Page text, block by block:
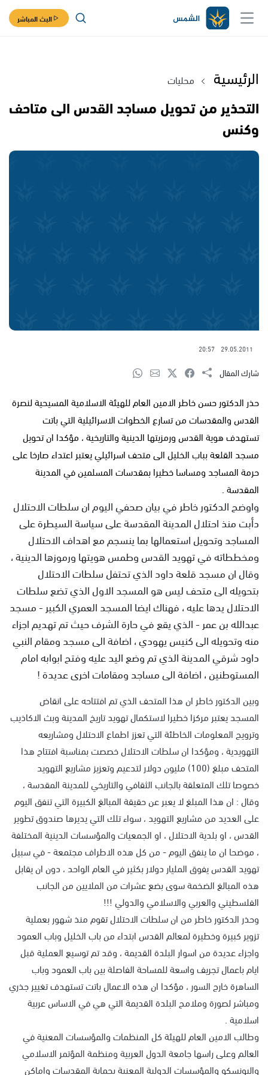
البث المباشر
الرئيسية محليات
التحذير من تحويل مساجد القدس الى متاحف
وكنس
29.05.2011
20:57
شارك المقال
حذر الدكتور حسن خاطر الامين العام للهيئة الاسلامية المسيحية لنصرة
القدس والمقدسات من تسارع الخطوات الاسرائيلية التي باتت
تستهدف هوية القدس ورمزيتها الدينية والتاريخية ، مؤكدا ان تحويل
مسجد القلعة بباب الخليل الى متحف اسرائيلي يعتبر اعتداء صارخا على
حرمة المساجد ومساسا خطيرا بمقدسات المسلمين في المدينة
المقدسة .
واوضح الدكتور خاطر في بيان صحفي اليوم ان سلطات الاحتلال
دأبت منذ احتلال المدينة المقدسة على سياسة السيطرة على
المساجد وتحويل استعمالها بما ينسجم مع اهداف الاحتلال
ومخططاته في تهويد القدس وطمس هويتها ورموزها الدينية ،
وقال ان مسجد قلعة داود الذي تحتفل سلطات الاحتلال
بتحويله الى متحف ليس هو المسجد الاول الذي تضع سلطات
الاحتلال يدها عليه ، فهناك ايضا المسجد العمري الكبير - مسجد
عبدالله بن عمر - الذي يقع في حارة الشرف حيث تم تهديم اجزاء
منه وتحويله الى كنيس يهودي ، اضافة الى مسجد ومقام النبي
داود شرقي المدينة الذي تم وضع اليد عليه وفتح ابوابه امام
المستوطنين ، اضافة الى مساجد ومقامات اخرى عديدة !
وبين الدكتور خاطر ان هذا المتحف الذي تم افتتاحه على انقاض
المسجد يعتبر مركزا خطيرا لاستكمال تهويد تاريخ المدينة وبث الاكاذيب
وترويج المعلومات الخاطئة التي تعزز اطماع الاحتلال ومشاريعه
التهويدية ، ومؤكدا ان سلطات الاحتلال خصصت بمناسبة افتتاح هذا
المتحف مبلغ (100) مليون دولار لتدعيم وتعزيز مشاريع التهويد
خصوصا تلك المتعلقة بالجانب الثقافي والتاريخي للمدينة المقدسة ،
وقال : ان هذا المبلغ لا يعبر عن حقيقة المبالغ الكبيرة التي تنفق اليوم
على العديد من مشاريع التهويد ، سواء تلك التي يديرها صندوق تطوير
القدس ، او بلدية الاحتلال ، او الجمعيات والمؤسسات الدينية المختلفة
، موضحا ان ما ينفق اليوم - من كل هذه الاطراف مجتمعة - في سبيل
تهويد القدس يفوق المليار دولار بكثير في العام الواحد ، دون ان يقابل
هذه المبالغ الضخمة سوى بضع عشرات من الملايين من الجانب
الفلسطيني والعربي والاسلامي والدولي !!!
وحذر الدكتور خاطر من ان سلطات الاحتلال تقوم منذ شهور بعملية
تزوير كبيرة وخطيرة لمعالم القدس ابتداء من باب الخليل وباب العمود
واجزاء عديدة من اسوار البلدة القديمة ، وقد تم توسيع العملية قبل
ايام باعمال تجريف واسعة للمساحة الفاصلة بين باب العمود وباب
الساهرة خارج السور ، مؤكدا ان هذه الاعمال باتت تستهدف تغيير جذري
ومباشر لصورة وملامح البلدة القديمة التي هي في الاساس عربية
اسلامية .
وطالب الامين العام للهيئة كل المنظمات والمؤسسات المعنية في
العالم وعلى راسها جامعة الدول العربية ومنظمة المؤتمر الاسلامي
واليونسكو والمؤسسات الدولية المعنية بحماية المقدسات واماكن